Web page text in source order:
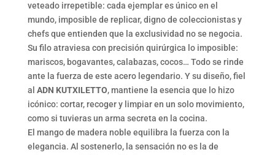
veteado irrepetible: cada ejemplar es único en el
mundo, imposible de replicar, digno de coleccionistas y
chefs que entienden que la exclusividad no se negocia.
Su filo atraviesa con precisión quirúrgica lo imposible:
mariscos, bogavantes, calabazas, cocos… Todo se rinde
ante la fuerza de este acero legendario. Y su diseño, fiel
al ADN KUTXILETTO, mantiene la esencia que lo hizo
icónico: cortar, recoger y limpiar en un solo movimiento,
como si tuvieras un arma secreta en la cocina.
El mango de madera noble equilibra la fuerza con la
elegancia. Al sostenerlo, la sensación no es la de